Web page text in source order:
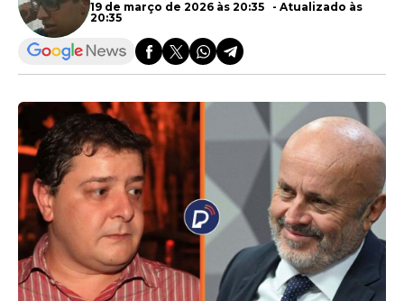
19 de março de 2026 às 20:35 - Atualizado às
20:35